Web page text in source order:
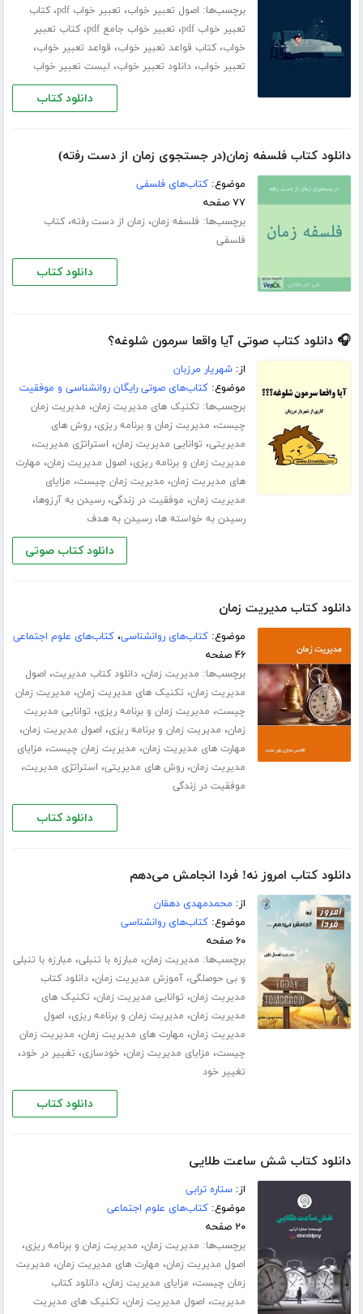
برچسب‌ها: اصول تعبیر خواب، تعبیر خواب pdf ،کتاب
تعبیر خواب pdf
، تعبیر خواب جامع pdf ،کتاب تعبیر
خواب،کتاب قواعد تعبیر خواب، قواعد تعبیر خواب،
تعبیر خواب،دانلود تعبیر خواب، لیست تعبیر خواب
دانلود کتاب
دانلود کتاب فلسفه زمان(ﺩﺭ ﺟﺴﺘﺠﻮﯼ ﺯﻣﺎﻥ ﺍﺯ ﺩﺳﺖ ﺭﻓته‎‏)
موضوع:کتاب‌های فلسفی
۷۷ صفحه
برچسب‌ها: فلسفه زمان، ﺯﻣﺎﻥ ﺍﺯ ﺩﺳﺖ ﺭﻓته‎‏،کتاب
فلسفی
دانلود کتاب
🎧 دانلود کتاب صوتی آیا واقعا سرمون شلوغه؟
از:شهریار مرزبان
موضوع:کتاب‌های صوتی رایگان روانشناسی و موفقیت
برچسب‌ها: تکنیک های مدیریت زمان، مدیریت زمان
چیست، مدیریت زمان و برنامه ریزی،روش های
مدیریتی، توانایی مدیریت زمان، استراتژی مدیریت،
مدیریت زمان و برنامه ریزی، اصول مدیریت زمان، مهارت
های مدیریت زمان، مدیریت زمان چیست، مزایای
مدیریت زمان، موفقیت در زندگی،رسیدن به آرزوها،
رسیدن به خواسته ها،رسیدن به هدف
دانلود کتاب صوتی
دانلود کتاب مدیریت زمان
موضوع:کتاب‌های روانشناسی،کتاب‌های علوم اجتماعی
۴۶ صفحه
برچسب‌ها: مدیریت زمان،دانلود کتاب مدیریت، اصول
مدیریت زمان، تکنیک های مدیریت زمان، مدیریت زمان
چیست، مدیریت زمان و برنامه ریزی، توانایی مدیریت
زمان، مدیریت زمان و برنامه ریزی، اصول مدیریت زمان،
مهارت های مدیریت زمان، مدیریت زمان چیست، مزایای
مدیریت زمان،روش های مدیریتی، استراتژی مدیریت،
موفقیت در زندگی
دانلود کتاب
دانلود کتاب امروز نه! فردا انجامش می‌دهم
از: محمدمهدی دهقان
موضوع:کتاب‌های روانشناسی
۶۰ صفحه
برچسب‌ها: مدیریت زمان، مبارزه با تنبلی، مبارزه با تنبلی
و بی حوصلگی،آموزش مدیریت زمان،دانلود کتاب
مدیریت زمان، توانایی مدیریت زمان، تکنیک های
مدیریت زمان، مدیریت زمان و برنامه ریزی، اصول
مدیریت زمان، مهارت های مدیریت زمان، مدیریت زمان
چیست، مزایای مدیریت زمان، خودسازی، تغییر در خود،
تغییر خود
دانلود کتاب
دانلود کتاب شش ساعت طلایی
از:ستاره ترابی
موضوع:کتاب‌های علوم اجتماعی
۲۰ صفحه
برچسب‌ها: مدیریت زمان، مدیریت زمان و برنامه ریزی،
اصول مدیریت زمان، مهارت های مدیریت زمان، مدیریت
زمان چیست، مزایای مدیریت زمان،دانلود کتاب
مدیریت، اصول مدیریت زمان، تکنیک های مدیریت